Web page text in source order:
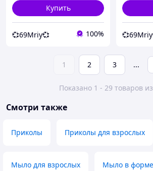
Купить
💞69Mriy💞 100%
1 2 3 ...
Показано 1 - 29 товаров
Смотри также
Приколы Приколы для взрослых
Мыло для взрослых Мыло в форме